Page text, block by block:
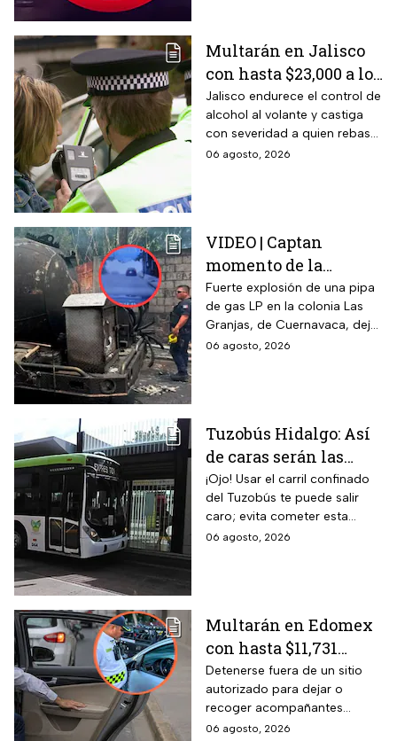
Multarán en Jalisco
con hasta $23,000 a los
conductores que
superen este límite en
la prueba de
alcoholemia
Jalisco endurece el control de
alcohol al volante y castiga
con severidad a quien rebase
el nuevo límite de sangre o
06 agosto, 2026
VIDEO | Captan
momento de la
explosión de pipa de
gas en Cuernavaca:
¡Imágenes sensibles!
Fuerte explosión de una pipa
de gas LP en la colonia Las
Granjas, de Cuernavaca, dejó
21 heridos y causó pánico
06 agosto, 2026
Tuzobús Hidalgo: Así
de caras serán las
MULTAS por invadir
el carril confinado a
partir de esta fecha
¡Ojo! Usar el carril confinado
del Tuzobús te puede salir
caro; evita cometer esta
infracción a partir de agosto.
06 agosto, 2026
Multarán en Edomex
con hasta $11,731
pesos a todos los
conductores que
realicen esta práctica
Detenerse fuera de un sitio
autorizado para dejar o
recoger acompañantes
puede salir carísimo en
06 agosto, 2026